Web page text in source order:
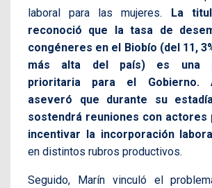
laboral para las mujeres.
La
reconoció que la tasa de
congéneres en el Biobío (del 11,
más alta del país) es una
prioritaria para el Gobierno.
aseveró que durante su
sostendrá reuniones con actores
incentivar la incorporación
en distintos rubros productivos.
Seguido, Marín vinculó el